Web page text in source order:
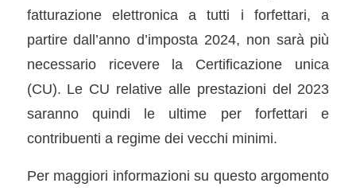
fatturazione elettronica a tutti i forfettari, a
partire dall’anno d’imposta 2024, non sarà più
necessario ricevere la Certificazione unica
(CU). Le CU relative alle prestazioni del 2023
saranno quindi le ultime per forfettari e
contribuenti a regime dei vecchi minimi.
Per maggiori informazioni su questo argomento